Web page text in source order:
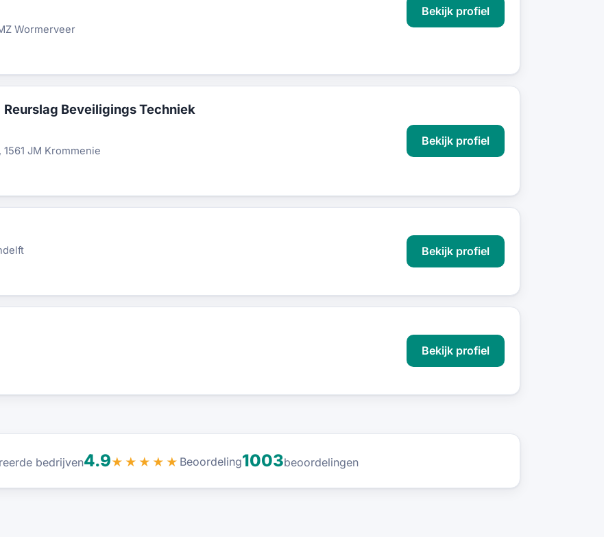
Wormerveer
Bekijk profiel
Beveiligings Techniek
JM Krommenie
Bekijk profiel
Bekijk profiel
Bekijk profiel
bedrijven4.9★★★★★ Beoordeling1003beoordelingen